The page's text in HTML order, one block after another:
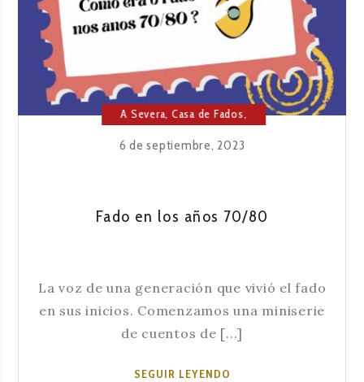
A Severa,Casa de Fados,
6 de septiembre, 2023
Fado en los años 70/80
La voz de una generación que vivió el fado
en sus inicios. Comenzamos una miniserie
de cuentos de [...]
SEGUIR LEYENDO